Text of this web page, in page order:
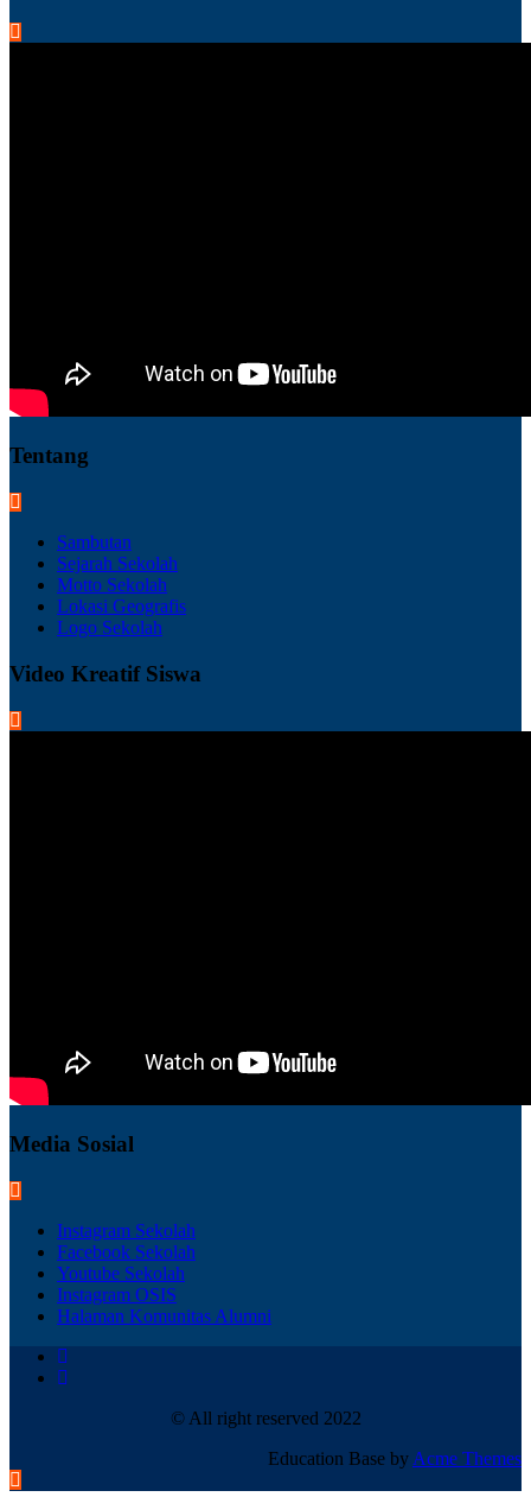
Tentang
Sambutan
Sejarah Sekolah
Motto Sekolah
Lokasi Geografis
Logo Sekolah
Video Kreatif Siswa
Media Sosial
Instagram Sekolah
Facebook Sekolah
Youtube Sekolah
Instagram OSIS
Halaman Komunitas Alumni
© All right reserved 2022
Education Base by Acme Themes